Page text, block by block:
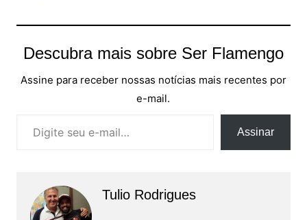
Descubra mais sobre Ser Flamengo
Assine para receber nossas notícias mais recentes por
e-mail.
Assinar
Tulio Rodrigues